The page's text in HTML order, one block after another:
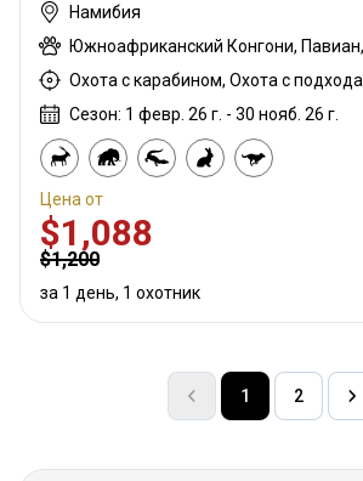
Намибия
Охота с карабином, Охота с подхода
Сезон: 1 февр. 26 г. - 30 нояб. 26 г.
Цена от
$1,088
$1,200
за 1 день, 1 охотник
1 2